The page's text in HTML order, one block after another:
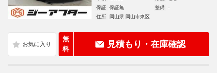
保証
保証無 整備
-
住所
岡山県 岡山市東区
無
料
見積もり・在庫確認